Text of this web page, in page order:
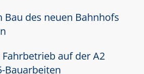
Bau des neuen Bahnhofs
auf der A2
Bauarbeiten